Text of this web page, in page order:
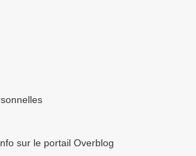
sur le portail Overblog